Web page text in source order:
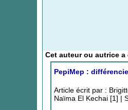
Cet auteur ou autrice a
PepiMep :
Article écrit par :
Naïma El Kechai [1] |